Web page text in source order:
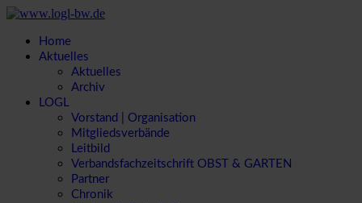
Home
Aktuelles
Aktuelles
Archiv
LOGL
Vorstand | Organisation
Mitgliedsverbände
Leitbild
Verbandsfachzeitschrift OBST & GARTEN
Partner
Chronik